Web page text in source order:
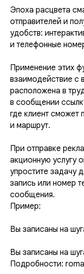
Эпоха расцвета
отправителей и
удобств:
и телефонные
Применение этих
взаимодействие с
расположена в
в сообщении
где клиент сможет
и маршрут.
При отправке
акционную услугу
упростите задачу
запись или номер
сообщения.
Пример:
Вы записаны на
Вы записаны на
Подробности: